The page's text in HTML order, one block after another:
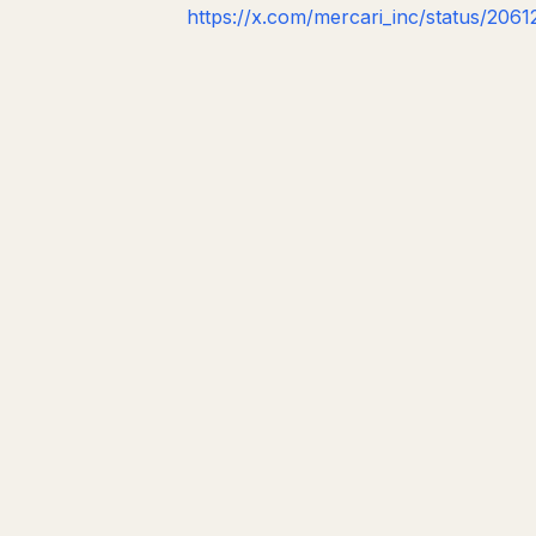
https://x.com/mercari_inc/status/